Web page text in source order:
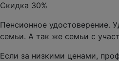
Скидка 30%
Пенсионное удостоверение.
семьи. А так же семьи с
Если за низкими ценами,